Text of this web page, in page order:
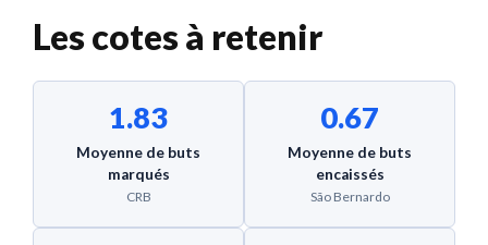
Les cotes à retenir
1.83
Moyenne de buts
marqués
CRB
0.67
Moyenne de buts
encaissés
São Bernardo